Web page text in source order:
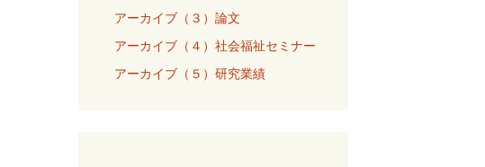
アーカイブ（３）論文
アーカイブ（４）社会福祉セミナー
アーカイブ（５）研究業績